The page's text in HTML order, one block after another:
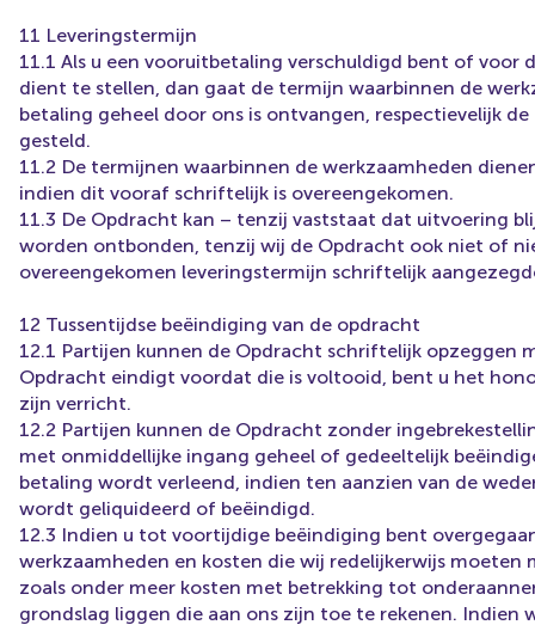
11 Leveringstermijn
11.1 Als u een vooruitbetaling verschuldigd bent of
dient te stellen, dan gaat de termijn waarbinnen de
betaling geheel door ons is ontvangen, respectievelijk
gesteld.
11.2 De termijnen waarbinnen de werkzaamheden
indien dit vooraf schriftelijk is overeengekomen.
11.3 De Opdracht kan – tenzij vaststaat dat uitvoering
worden ontbonden, tenzij wij de Opdracht ook niet of
overeengekomen leveringstermijn schriftelijk
12 Tussentijdse beëindiging van de opdracht
12.1 Partijen kunnen de Opdracht schriftelijk
Opdracht eindigt voordat die is voltooid, bent u het
zijn verricht.
12.2 Partijen kunnen de Opdracht zonder
met onmiddellijke ingang geheel of gedeeltelijk
betaling wordt verleend, indien ten aanzien van de
wordt geliquideerd of beëindigd.
12.3 Indien u tot voortijdige beëindiging bent
werkzaamheden en kosten die wij redelijkerwijs
zoals onder meer kosten met betrekking tot
grondslag liggen die aan ons zijn toe te rekenen.